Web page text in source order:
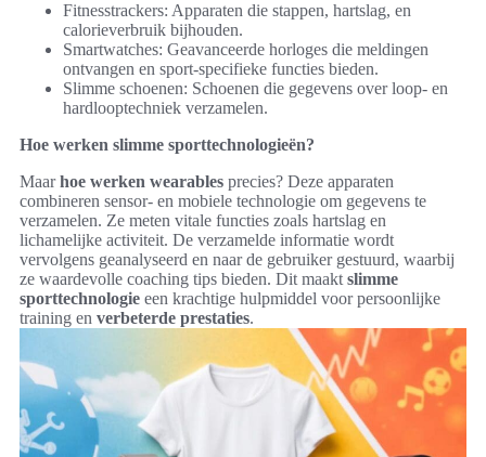
Fitnesstrackers: Apparaten die stappen, hartslag, en
calorieverbruik bijhouden.
Smartwatches: Geavanceerde horloges die meldingen
ontvangen en sport-specifieke functies bieden.
Slimme schoenen: Schoenen die gegevens over loop- en
hardlooptechniek verzamelen.
Hoe werken slimme sporttechnologieën?
Maarhoe werken wearables precies? Deze apparaten
combineren sensor- en mobiele technologie om gegevens te
verzamelen. Ze meten vitale functies zoals hartslag en
lichamelijke activiteit. De verzamelde informatie wordt
vervolgens geanalyseerd en naar de gebruiker gestuurd, waarbij
ze waardevolle coaching tips bieden. Dit maakt slimme
sporttechnologie een krachtige hulpmiddel voor persoonlijke
training en verbeterde prestaties.